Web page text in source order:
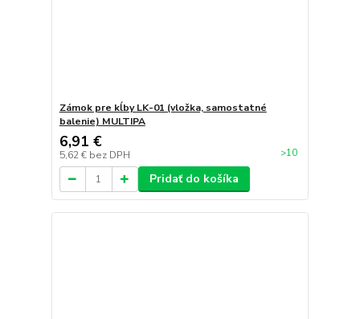
Zámok pre kĺby LK-01 (vložka, samostatné
balenie) MULTIPA
6,91 €
5,62 € bez DPH >10
Pridať do košíka